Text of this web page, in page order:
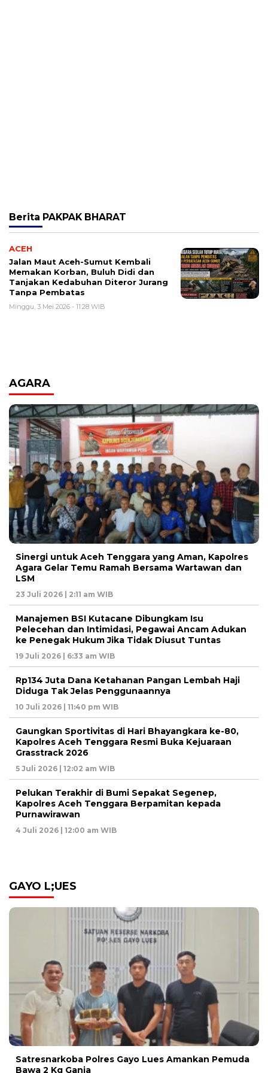
Berita PAKPAK BHARAT
ACEH
Jalan Maut Aceh-Sumut Kembali
Memakan Korban, Buluh Didi dan
Tanjakan Kedabuhan Diteror Jurang
Tanpa Pembatas
Minggu, 3 Mei 2026 - 11:28 WIB
AGARA
Sinergi untuk Aceh Tenggara yang Aman, Kapolres
Agara Gelar Temu Ramah Bersama Wartawan dan
LSM
23 Juli 2026 | 2:11 am WIB
Manajemen BSI Kutacane Dibungkam Isu
Pelecehan dan Intimidasi, Pegawai Ancam Adukan
ke Penegak Hukum Jika Tidak Diusut Tuntas
19 Juli 2026 | 6:33 am WIB
Rp134 Juta Dana Ketahanan Pangan Lembah Haji
Diduga Tak Jelas Penggunaannya
10 Juli 2026 | 11:40 pm WIB
Gaungkan Sportivitas di Hari Bhayangkara ke-80,
Kapolres Aceh Tenggara Resmi Buka Kejuaraan
Grasstrack 2026
5 Juli 2026 | 12:02 am WIB
Pelukan Terakhir di Bumi Sepakat Segenep,
Kapolres Aceh Tenggara Berpamitan kepada
Purnawirawan
4 Juli 2026 | 12:00 am WIB
GAYO L;UES
Satresnarkoba Polres Gayo Lues Amankan Pemuda
Bawa 2 Kg Ganja